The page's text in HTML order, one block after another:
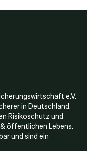
e.V.
in Deutschland.
Risikoschutz und
öffentlichen Lebens.
und sind ein